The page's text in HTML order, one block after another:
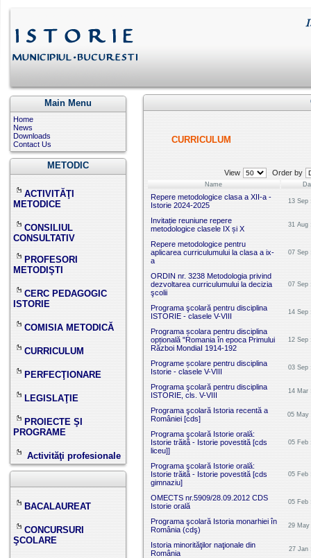
Main Menu
Home
News
Downloads
Contact Us
METODIC
ACTIVITĂŢI
METODICE
CONSILIUL
CONSULTATIV
PROFESORI
METODIŞTI
CERC PEDAGOGIC
ISTORIE
COMISIA METODICĂ
CURRICULUM
PERFECŢIONARE
LEGISLAŢIE
PROIECTE ŞI
PROGRAME
Activităţi profesionale
BACALAUREAT
CONCURSURI
ŞCOLARE
CURRICULUM
View Order by
Name
Repere metodologice clasa a XII-a -
Istorie 2024-2025
13 Sep
Invitație reuniune repere
metodologice clasele IX și X
31 Aug
Repere metodologice pentru
aplicarea curriculumului la clasa a ix-
a
07 Sep
ORDIN nr. 3238 Metodologia privind
dezvoltarea curriculumului la decizia
şcolii
07 Sep
Programa şcolară pentru disciplina
ISTORIE - clasele V-VIII
14 Sep
Programa școlara pentru disciplina
opțională "Romania în epoca Primului
Război MondiaI 1914-192
12 Sep
Programe școlare pentru disciplina
Istorie - clasele V-VIII
03 Sep
Programa şcolară pentru disciplina
ISTORIE, cls. V-VIII
14 Mar
Programa şcolară Istoria recentă a
României [cds]
05 May
Programa şcolară Istorie orală:
Istorie trăită - Istorie povestită [cds
liceu]]
05 Feb
Programa şcolară Istorie orală:
Istorie trăită - Istorie povestită [cds
gimnaziu]
05 Feb
OMECTS nr.5909/28.09.2012 CDS
Istorie orală
05 Feb
Programa şcolară Istoria monarhiei în
România (cdş)
29 May
Istoria minorităţilor naţionale din
România
27 Jan